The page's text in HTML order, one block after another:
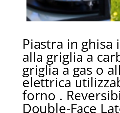
Piastra in ghisa
alla griglia a
griglia a gas o
elettrica
forno .
Double-Face